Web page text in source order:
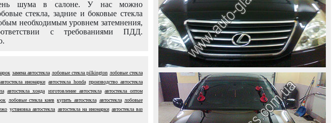
шума в салоне. У нас можно
стекла, задние и боковые стекла
необходимым уровнем затемнения,
с требованиями ПДД.
замена автостекла лобовые стекла pilkington лобовые стекла
автостекла иномарки автостекла honda производство автостекла
автостекла хонда изготовление автостекла
автостекла оптом
лобовые стекла киев купить автостекла автостекла лобовые
установка автостекла автостекла на иномарки автостекла ваз